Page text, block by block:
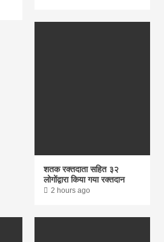
शतक रक्तदाता सहित ३२
लोगोंद्वारा किया गया रक्तदान
2 hours ago